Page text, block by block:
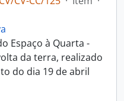
Espaço à Quarta -
da terra, realizado
do dia 19 de abril